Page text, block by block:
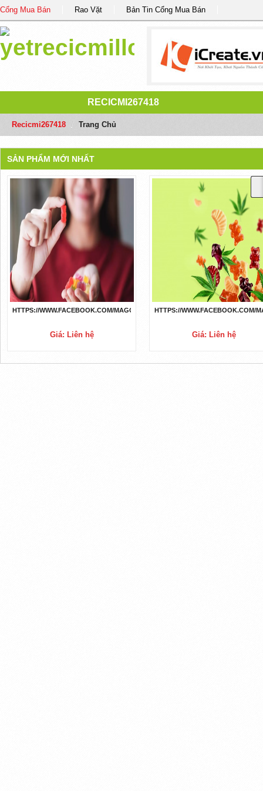
Cổng Mua Bán Rao Vặt Bản Tin Cổng Mua Bán
RECICMI267418
Recicmi267418 Trang Chủ
SẢN PHẨM MỚI NHẤT
HTTPS://WWW.FACEBOOK.COM/MAGGIEBEERKETOGUMMIESAU/
Giá: Liên hệ
HTTPS://WWW.FACEBOOK.COM/
Giá: Liên hệ